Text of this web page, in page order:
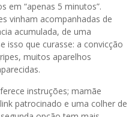
em “apenas 5 minutos”.
vinham acompanhadas de
acumulada, de uma
isso que curasse: a convicção
muitos aparelhos
instruções; mamãe
patrocinado e uma colher de